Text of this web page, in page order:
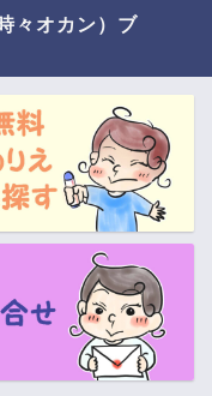
々オカン）ブ